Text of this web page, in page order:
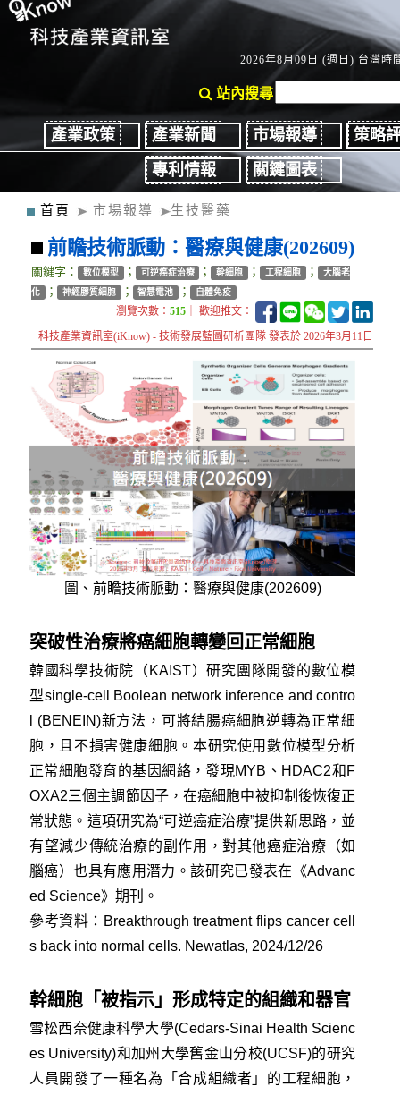
2026年8月09日 (週日) 台灣時
站內搜尋
產業政策 產業新聞 市場報導
策略
專利情報
關鍵圖表
首頁 市場報導 生技醫藥
前瞻技術脈動：醫療與健康(202609)
關鍵字： 數位模型 ； 可逆癌症治療 ； 幹細胞 ； 工程細胞 ；
大腦老
化 ； 神經膠質細胞 ； 智慧電池 ； 自體免疫
瀏覽次數：515 ｜ 歡迎推文：
科技產業資訊室(iKnow) - 技術發展藍圖研析團隊 發表於 2026年3月11日
圖、前瞻技術脈動：醫療與健康(202609)
突破性治療將癌細胞轉變回正常細胞
韓國科學技術院（KAIST）研究團隊開發的數位模
型single-cell Boolean network inference and contro
l (BENEIN)新方法，可將結腸癌細胞逆轉為正常細
胞，且不損害健康細胞。本研究使用數位模型分析
正常細胞發育的基因網絡，發現MYB、HDAC2和F
OXA2三個主調節因子，在癌細胞中被抑制後恢復正
常狀態。這項研究為“可逆癌症治療”提供新思路，並
有望減少傳統治療的副作用，對其他癌症治療（如
腦癌）也具有應用潛力。該研究已發表在《Advanc
ed Science》期刊。
參考資料： Breakthrough treatment flips cancer cell
s back into normal cells. Newatlas, 2024/12/26
幹細胞「被指示」形成特定的組織和器官
雪松西奈健康科學大學(Cedars-Sinai Health Scienc
es University)和加州大學舊金山分校(UCSF)的研究
人員開發了一種名為「合成組織者」的工程細胞，